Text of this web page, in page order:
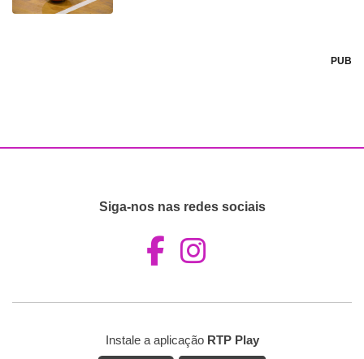
PUB
Siga-nos nas redes sociais
Aceder ao
Aceder ao
Instale a aplicação RTP Play